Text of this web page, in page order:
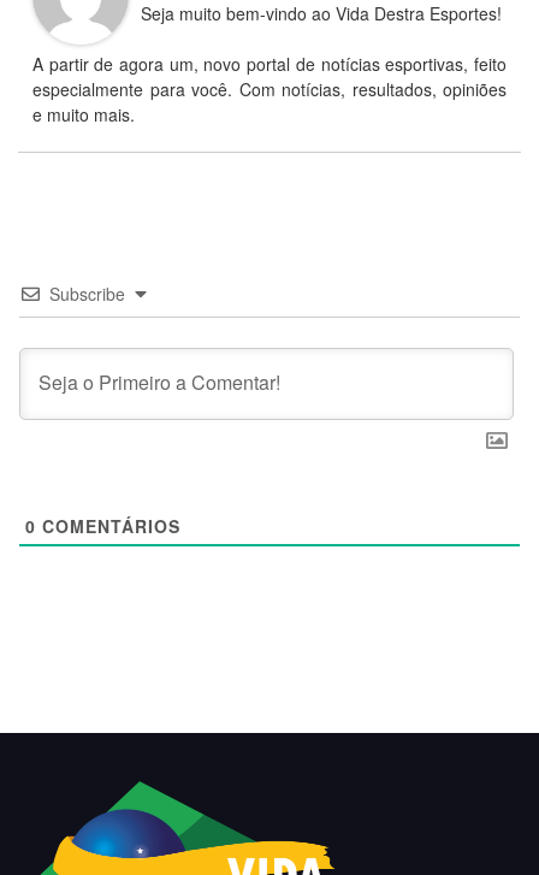
Seja muito bem-vindo ao Vida Destra Esportes!
A partir de agora um, novo portal de notícias esportivas, feito
especialmente para você. Com notícias, resultados, opiniões
e muito mais.
Subscribe
0 COMENTÁRIOS